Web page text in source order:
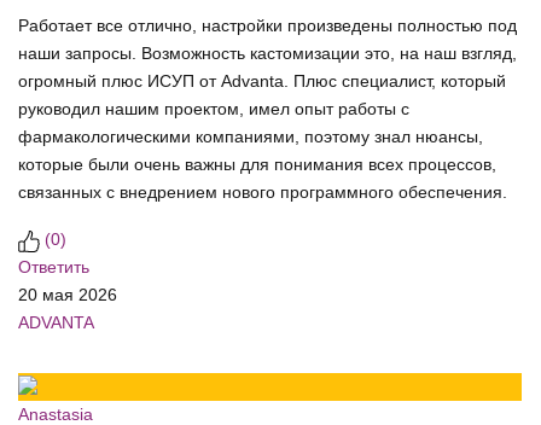
Работает все отлично, настройки произведены полностью под
наши запросы. Возможность кастомизации это, на наш взгляд,
огромный плюс ИСУП от Аdvanta. Плюс специалист, который
руководил нашим проектом, имел опыт работы с
фармакологическими компаниями, поэтому знал нюансы,
которые были очень важны для понимания всех процессов,
связанных с внедрением нового программного обеспечения.
(0)
Ответить
20 мая 2026
ADVANTA
Anastasia